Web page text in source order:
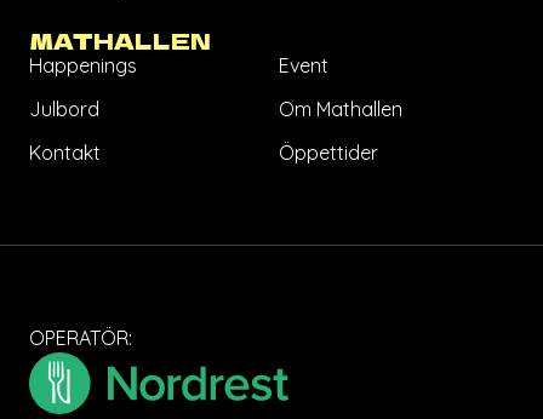
OPERATÖR:
MATHALLEN
Happenings
Event
Julbord
Om Mathallen
Kontakt
Öppettider